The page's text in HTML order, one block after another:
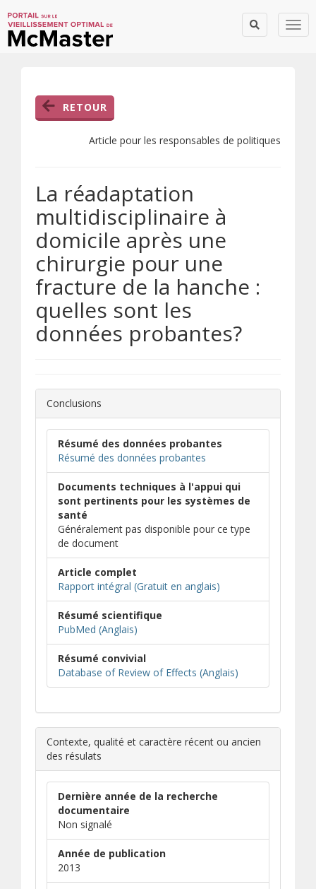
RETOUR
Article pour les responsables de politiques
La réadaptation
multidisciplinaire à
domicile après une
chirurgie pour une
fracture de la hanche :
quelles sont les
données probantes?
Conclusions
Résumé des données probantes
Résumé des données probantes
Documents techniques à l'appui qui
sont pertinents pour les systèmes de
santé
Généralement pas disponible pour ce type
de document
Article complet
Rapport intégral (Gratuit en anglais)
Résumé scientifique
PubMed (Anglais)
Résumé convivial
Database of Review of Effects (Anglais)
Contexte, qualité et caractère récent ou ancien
des résulats
Dernière année de la recherche
documentaire
Non signalé
Année de publication
2013